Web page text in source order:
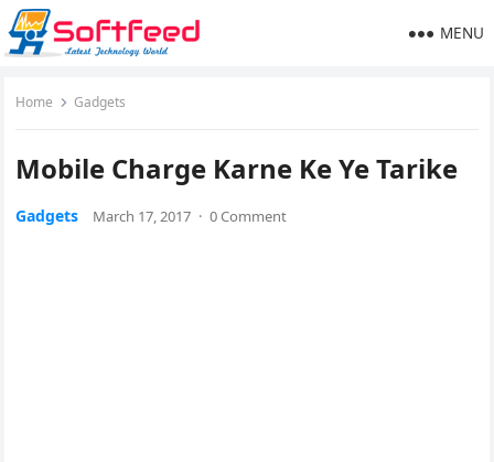
MENU
Home Gadgets
Mobile Charge Karne Ke Ye Tarike
Gadgets March 17, 2017 · 0 Comment